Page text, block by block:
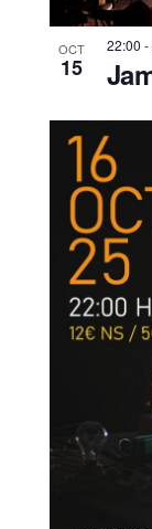
OCT
15
22:00 -